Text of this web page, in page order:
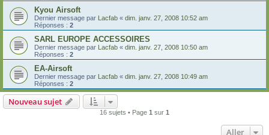
Kyou Airsoft
Dernier message par Lacfab « dim. janv. 27, 2008 10:52 am
Réponses : 2
SARL EUROPE ACCESSOIRES
Dernier message par Lacfab « dim. janv. 27, 2008 10:50 am
Réponses : 2
EA-Airsoft
Dernier message par Lacfab « dim. janv. 27, 2008 10:49 am
Réponses : 2
Nouveau sujet
16 sujets • Page 1 sur 1
Aller